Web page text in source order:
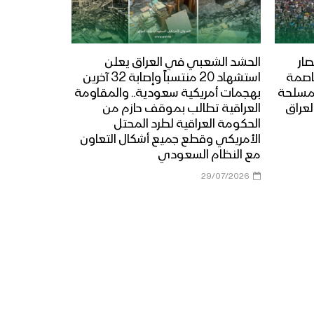
جيزان- مقابلات عيدية
للمرابطين في محور رازح
تعز – زيارة عيدية لأبناء ومشائخ
ومدراء مديريات المربع الغربي
إلى المرابطين في جبهات تعز
البيضاء – زيارة عيدية من قيادة
المنطقة العسكرية السابعة
الحشد الشعبي في العراق يعلن
استشهاد 20 منتسباً وإصابة 32 آخرين
بهجمات أمريكية سعودية.. والمقاومة
العراقية تطالب بموقف حازم من
الحكومة العراقية لطرد المحتل
الأمريكي وقطع جميع أشكال التعاون
مع النظام السعودي
29/07/2026